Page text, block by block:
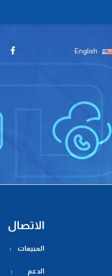
English
الاتصال
المبيعات :
الدعم :